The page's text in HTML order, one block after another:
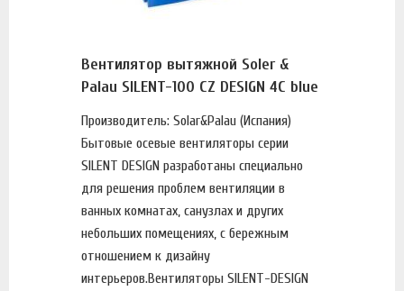
Вентилятор вытяжной Soler &
Palau SILENT-100 CZ DESIGN 4C blue
Производитель: Solar&Palau (Испания)
Бытовые осевые вентиляторы серии
SILENT DESIGN разработаны специально
для решения проблем вентиляции в
ванных комнатах, санузлах и других
небольших помещениях, с бережным
отношением к дизайну
интерьеров.Вентиляторы SILENT-DESIGN